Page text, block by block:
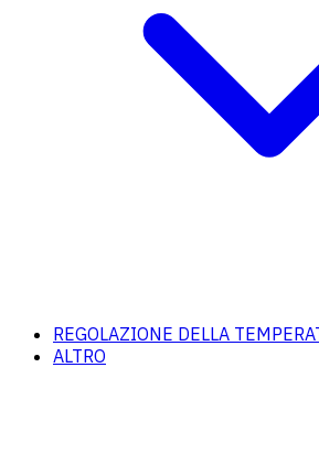
REGOLAZIONE DELLA
ALTRO